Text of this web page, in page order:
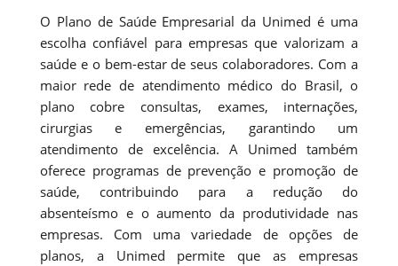
O Plano de Saúde Empresarial da Unimed é uma
escolha confiável para empresas que valorizam a
saúde e o bem-estar de seus colaboradores. Com a
maior rede de atendimento médico do Brasil, o
plano cobre consultas, exames, internações,
cirurgias e emergências, garantindo um
atendimento de excelência. A Unimed também
oferece programas de prevenção e promoção de
saúde, contribuindo para a redução do
absenteísmo e o aumento da produtividade nas
empresas. Com uma variedade de opções de
planos, a Unimed permite que as empresas